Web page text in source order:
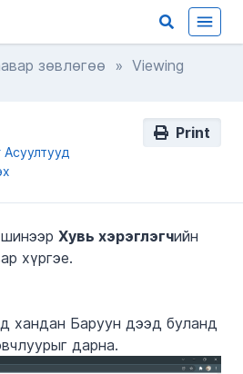
зөвлөгөө » Viewing
Print
Асуултууд
Хувь хэрэглэгчийн
хүргэе.
хандан Баруун дээд буланд
дарна.